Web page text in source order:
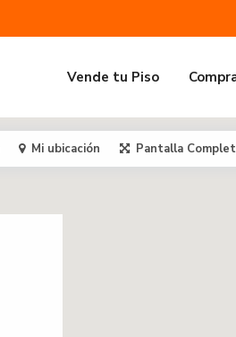
Vende tu Piso
Mi ubicación Pantalla